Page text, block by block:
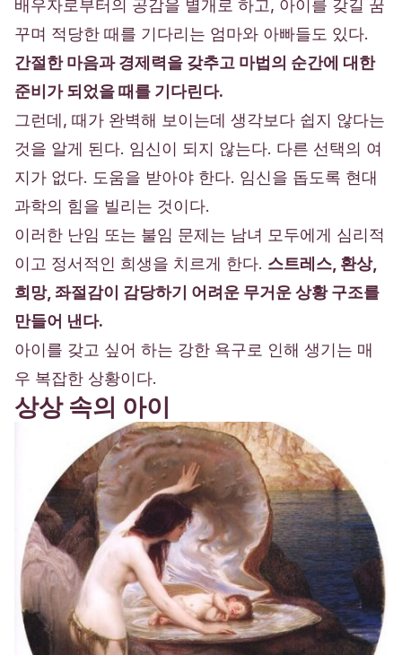
배우자로부터의 공감을 별개로 하고, 아이를 갖길 꿈
꾸며 적당한 때를 기다리는 엄마와 아빠들도 있다.
간절한마음과 경제력을 갖추고 마법의 순간에 대한
준비가 되었을 때를 기다린다.
그런데, 때가 완벽해 보이는데 생각보다 쉽지 않다는
것을 알게 된다. 임신이 되지 않는다. 다른 선택의 여
지가 없다. 도움을 받아야 한다. 임신을 돕도록 현대
과학의 힘을 빌리는 것이다.
이러한 난임 또는 불임 문제는 남녀 모두에게 심리적
이고 정서적인 희생을 치르게 한다. 스트레스, 환상,
희망, 좌절감이 감당하기 어려운 무거운 상황 구조를
만들어 낸다.
아이를 갖고 싶어 하는 강한 욕구로 인해 생기는 매
우 복잡한 상황이다.
상상 속의 아이